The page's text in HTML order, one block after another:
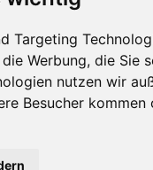
Targeting
Werbung, die Sie
nutzen wir
Besucher